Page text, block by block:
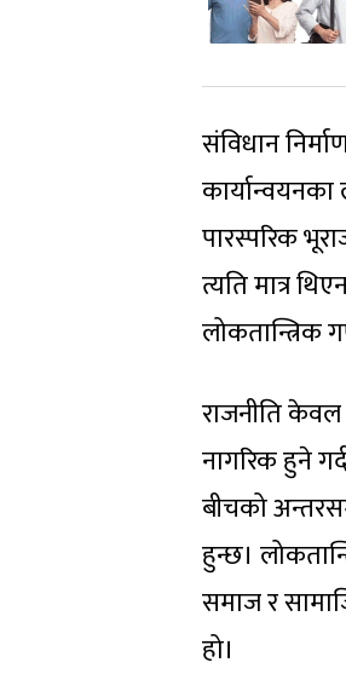
संविधान
कार्यान्वयनका
पारस्परिक
त्यति मात्र
लोकतान्त्रिक
राजनीति केवल
नागरिक हुने
बीचको
हुन्छ।
समाज र
हो।